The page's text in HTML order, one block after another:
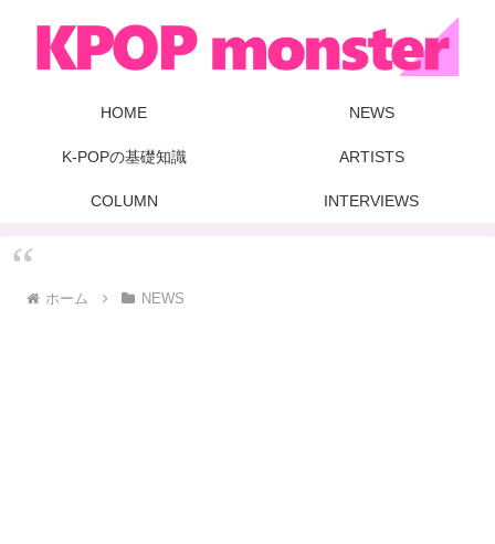
HOME NEWS
K-POPの基礎知識 ARTISTS
COLUMN INTERVIEWS
ホーム NEWS